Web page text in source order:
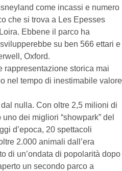
come incassi e numero
che si trova a Les Epesses
Ebbene il parco ha
su ben 566 ettari e
Oxford.
rappresentazione storica mai
nel tempo di inestimabile valore
nulla. Con oltre 2,5 milioni di
dei migliori “showpark” del
d’epoca, 20 spettacoli
2.000 animali dall’era
di un’ondata di popolarità dopo
un secondo parco a